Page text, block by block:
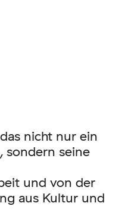
nicht nur ein
sondern seine
und von der
aus Kultur und